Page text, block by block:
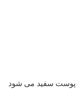
پوست سفید می شود